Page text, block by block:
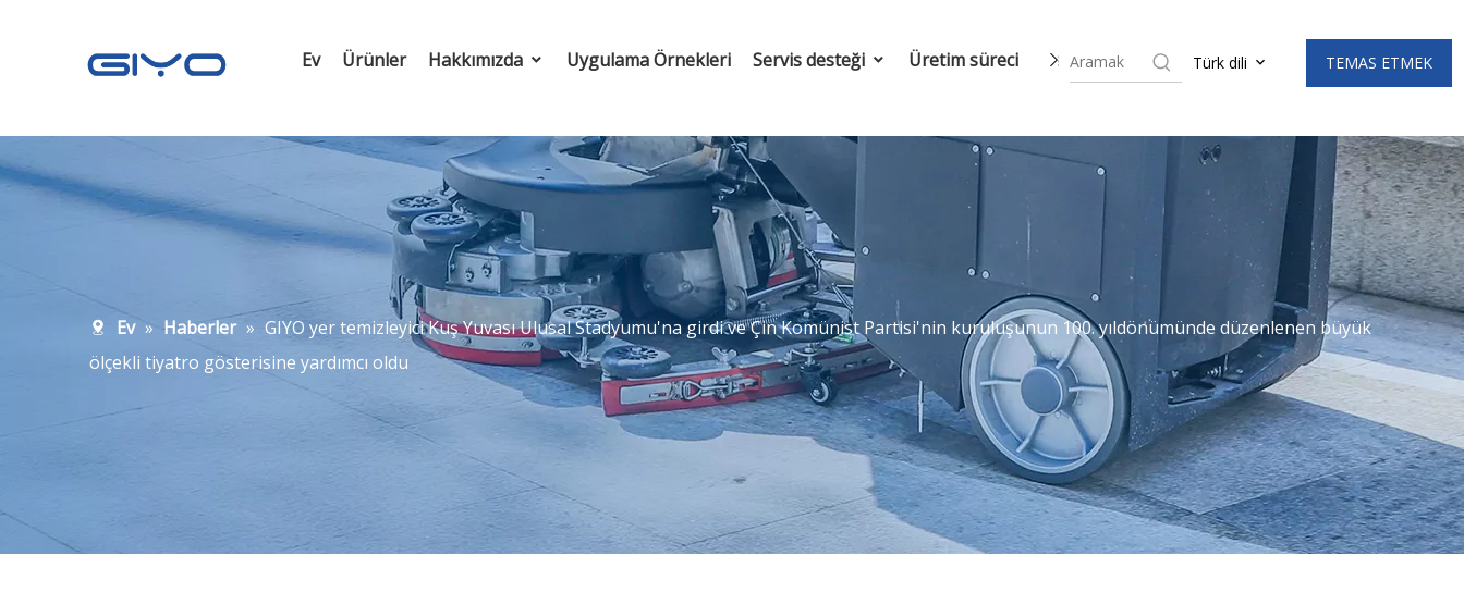
Ev Ürünler Hakkımızda Uygulama Örnekleri Servis desteği Üretim süreci Haberler Türk dili TEMAS ETMEK
Ev » Haberler » GIYO yer temizleyici Kuş Yuvası Ulusal Stadyumu'na girdi ve Çin Komünist Partisi'nin kuruluşunun 100. yıldönümünde düzenlenen büyük
ölçekli tiyatro gösterisine yardımcı oldu